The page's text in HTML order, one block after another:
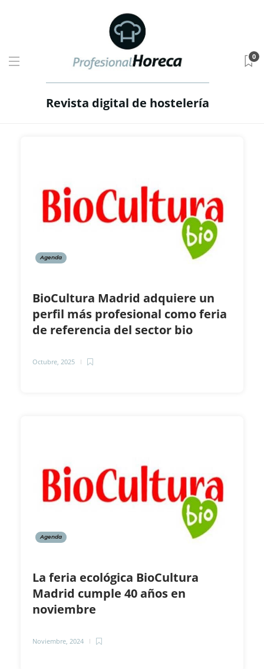
Revista digital de hostelería
0
Agenda
BioCultura Madrid adquiere un
perfil más profesional como feria
de referencia del sector bio
Octubre, 2025
Agenda
La feria ecológica BioCultura
Madrid cumple 40 años en
noviembre
Noviembre, 2024